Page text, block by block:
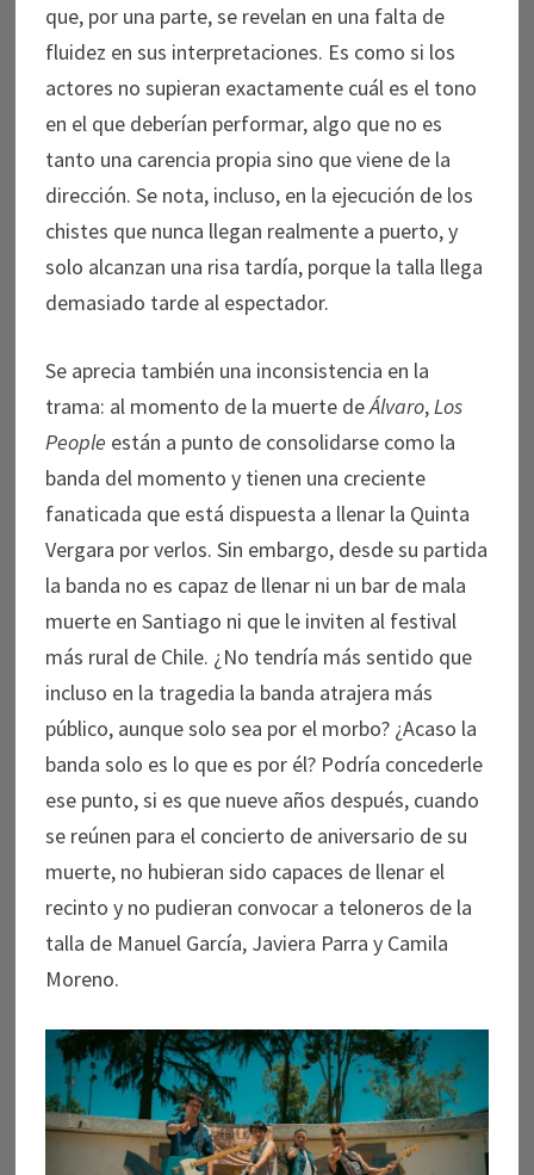
que, por una parte, se revelan en una falta de
fluidez en sus interpretaciones. Es como si los
actores no supieran exactamente cuál es el tono
en el que deberían performar, algo que no es
tanto una carencia propia sino que viene de la
dirección. Se nota, incluso, en la ejecución de los
chistes que nunca llegan realmente a puerto, y
solo alcanzan una risa tardía, porque la talla llega
demasiado tarde al espectador.
Se aprecia también una inconsistencia en la
trama: al momento de la muerte deÁlvaro, Los
People están a punto de consolidarse como la
banda del momento y tienen una creciente
fanaticada que está dispuesta a llenar la Quinta
Vergara por verlos. Sin embargo, desde su partida
la banda no es capaz de llenar ni un bar de mala
muerte en Santiago ni que le inviten al festival
más rural de Chile. ¿No tendría más sentido que
incluso en la tragedia la banda atrajera más
público, aunque solo sea por el morbo? ¿Acaso la
banda solo es lo que es por él? Podría concederle
ese punto, si es que nueve años después, cuando
se reúnen para el concierto de aniversario de su
muerte, no hubieran sido capaces de llenar el
recinto y no pudieran convocar a teloneros de la
talla de Manuel García, Javiera Parra y Camila
Moreno.